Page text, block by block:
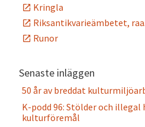
Kringla
Riksantikvarieämbetet,
Runor
Senaste inläggen
50 år av breddat
K-podd 96: Stölder och illegal
kulturföremål